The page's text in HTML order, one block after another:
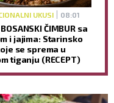
UKUSI 08:01
ČIMBUR sa
i jajima: Starinsko
se sprema u
tiganju (RECEPT)